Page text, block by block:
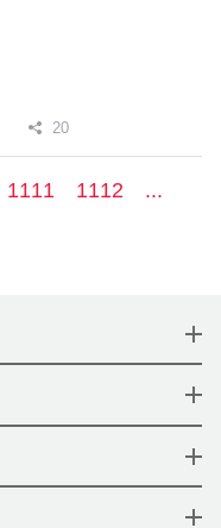
20
1111 1112
...